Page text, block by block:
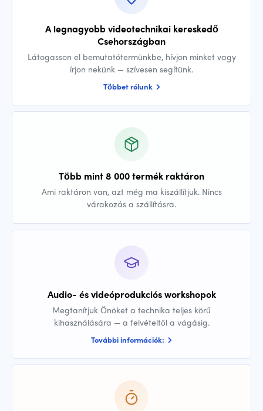
A legnagyobb videotechnikai kereskedő
Csehországban
Látogasson el bemutatótermünkbe, hívjon minket vagy
írjon nekünk — szívesen segítünk.
Többet rólunk
Több mint 8 000 termék raktáron
Ami raktáron van, azt még ma kiszállítjuk. Nincs
várakozás a szállításra.
Audio- és videóprodukciós workshopok
Megtanítjuk Önöket a technika teljes körű
kihasználására — a felvételtől a vágásig.
További információk: